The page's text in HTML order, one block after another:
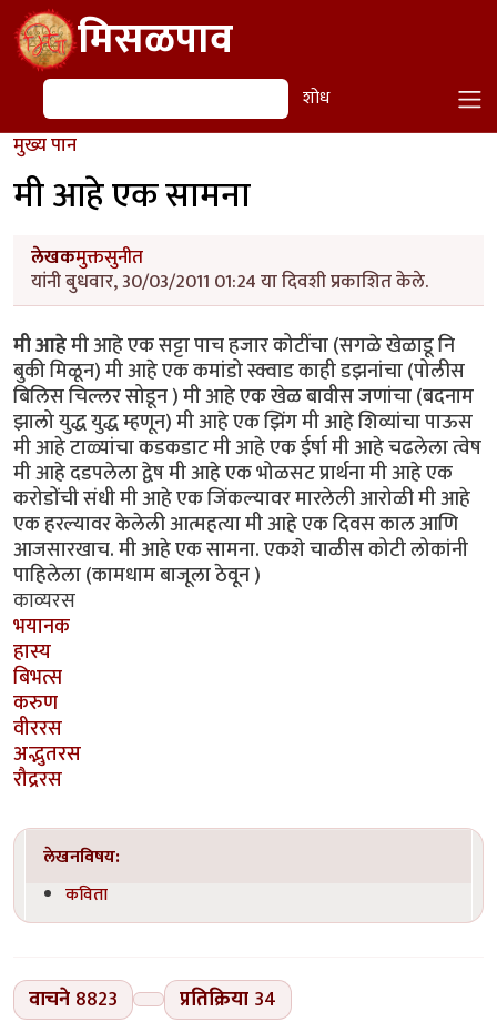
Skip to main contentमिसळपाव
शोध शोध
मुख्य पान
मी आहे एक सामना
लेखकमुक्तसुनीत
यांनी बुधवार, 30/03/2011 01:24 या दिवशी प्रकाशित केले.
मी आहेमी आहे एक सट्टा पाच हजार कोटींचा (सगळे खेळाडू नि
बुकी मिळून) मी आहे एक कमांडो स्क्वाड काही डझनांचा (पोलीस
बिलिस चिल्लर सोडून ) मी आहे एक खेळ बावीस जणांचा (बदनाम
झालो युद्ध युद्ध म्हणून) मी आहे एक झिंग मी आहे शिव्यांचा पाऊस
मी आहे टाळ्यांचा कडकडाट मी आहे एक ईर्षा मी आहे चढलेला त्वेष
मी आहे दडपलेला द्वेष मी आहे एक भोळसट प्रार्थना मी आहे एक
करोडोंची संधी मी आहे एक जिंकल्यावर मारलेली आरोळी मी आहे
एक हरल्यावर केलेली आत्महत्या मी आहे एक दिवस काल आणि
आजसारखाच. मी आहे एक सामना. एकशे चाळीस कोटी लोकांनी
पाहिलेला (कामधाम बाजूला ठेवून )
काव्यरस
भयानक
हास्य
बिभत्स
करुण
वीररस
अद्भुतरस
रौद्ररस
लेखनविषय:
कविता
वाचने 8823 प्रतिक्रिया 34